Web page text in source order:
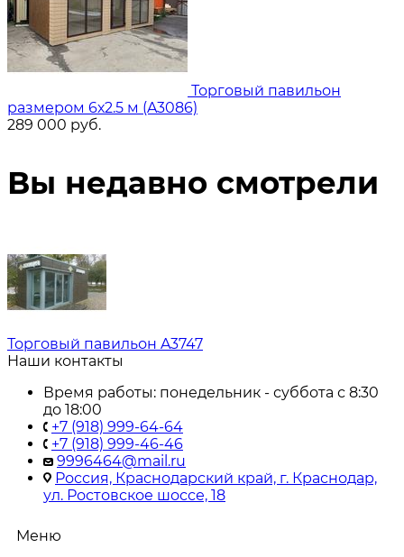
Торговый павильон
размером 6х2.5 м (A3086)
289 000 руб.
Вы недавно смотрели
Торговый павильон A3747
Наши контакты
Время работы: понедельник - суббота с 8:30
до 18:00
+7 (918) 999-64-64
+7 (918) 999-46-46
9996464@mail.ru
Россия, Краснодарский край, г. Краснодар,
ул. Ростовское шоссе, 18
Меню